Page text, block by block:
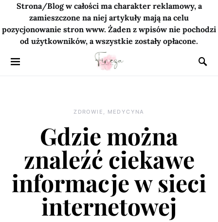
Strona/Blog w całości ma charakter reklamowy, a
zamieszczone na niej artykuły mają na celu
pozycjonowanie stron www. Żaden z wpisów nie pochodzi
od użytkowników, a wszystkie zostały opłacone.
ZDROWIE, MEDYCYNA
Gdzie można
znaleźć ciekawe
informacje w sieci
internetowej